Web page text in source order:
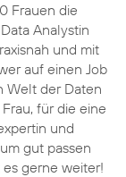
Frauen die
Analystin
und mit
auf einen Job
Welt der Daten
für die eine
und
gut passen
gerne weiter!